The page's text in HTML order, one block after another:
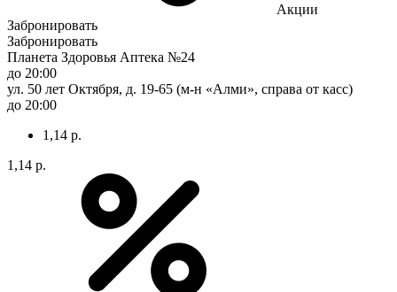
Акции
Забронировать
Забронировать
Планета Здоровья Аптека №24
до 20:00
ул. 50 лет Октября, д. 19-65 (м-н «Алми», справа от касс)
до 20:00
1,14 р.
1,14 р.